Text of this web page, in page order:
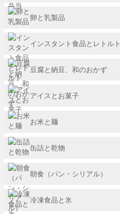
卵と乳製品
インスタント食品とレトルト
豆腐と納豆、和のおかず
アイスとお菓子
お米と麺
缶詰と乾物
朝食（パン・シリアル）
冷凍食品と氷